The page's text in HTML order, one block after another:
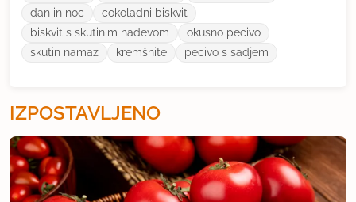
dan in noc
cokoladni biskvit
biskvit s skutinim nadevom
okusno pecivo
skutin namaz
kremšnite pecivo s sadjem
IZPOSTAVLJENO